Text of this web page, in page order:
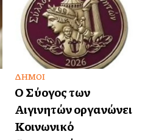
ΔΉΜΟΙ
Ο Σύλλογος των
Αιγινητών οργανώνει
Κοινωνικό